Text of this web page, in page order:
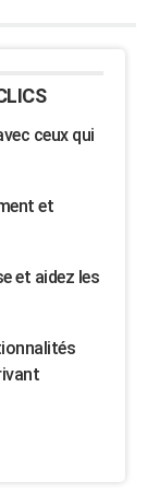
ceux qui
et
et aidez les